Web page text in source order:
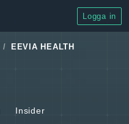
Logga in
EEVIA HEALTH
Insider